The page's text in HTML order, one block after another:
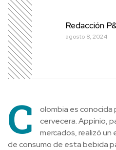
Redacción
agosto 8, 2024
C
olombia es conocida
cervecera. Appinio,
mercados, realizó
de consumo de esta bebida